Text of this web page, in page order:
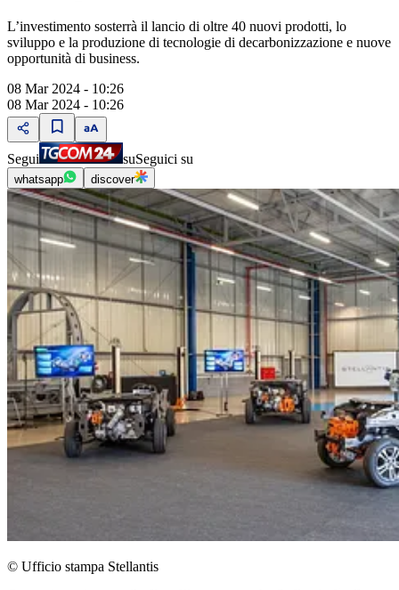
L’investimento sosterrà il lancio di oltre 40 nuovi prodotti, lo
sviluppo e la produzione di tecnologie di decarbonizzazione e nuove
opportunità di business.
08 Mar 2024 - 10:26
08 Mar 2024 - 10:26
Segui suSeguici su
whatsapp discover
© Ufficio stampa Stellantis